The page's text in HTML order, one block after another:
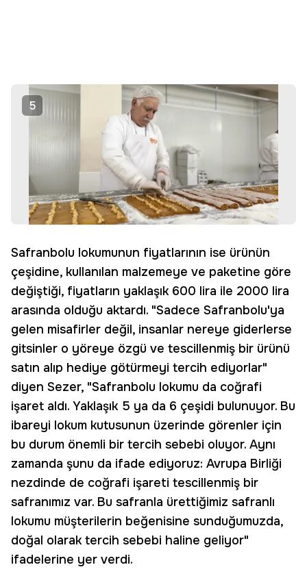
5
Safranbolu lokumunun fiyatlarının ise ürünün
çeşidine, kullanılan malzemeye ve paketine göre
değiştiği, fiyatların yaklaşık 600 lira ile 2000 lira
arasında olduğu aktardı. "Sadece Safranbolu'ya
gelen misafirler değil, insanlar nereye giderlerse
gitsinler o yöreye özgü ve tescillenmiş bir ürünü
satın alıp hediye götürmeyi tercih ediyorlar"
diyen Sezer, "Safranbolu lokumu da coğrafi
işaret aldı. Yaklaşık 5 ya da 6 çeşidi bulunuyor. Bu
ibareyi lokum kutusunun üzerinde görenler için
bu durum önemli bir tercih sebebi oluyor. Aynı
zamanda şunu da ifade ediyoruz: Avrupa Birliği
nezdinde de coğrafi işareti tescillenmiş bir
safranımız var. Bu safranla ürettiğimiz safranlı
lokumu müşterilerin beğenisine sunduğumuzda,
doğal olarak tercih sebebi haline geliyor"
ifadelerine yer verdi.